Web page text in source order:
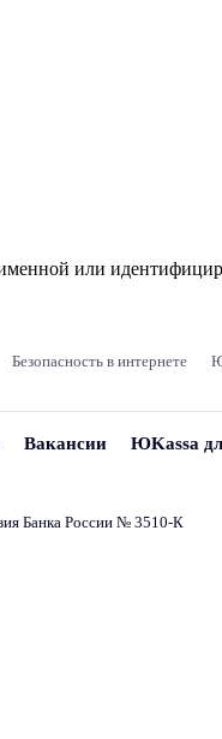
именной или
Безопасность в интернете
Вакансии ЮKassa
Банка России № 3510‑К